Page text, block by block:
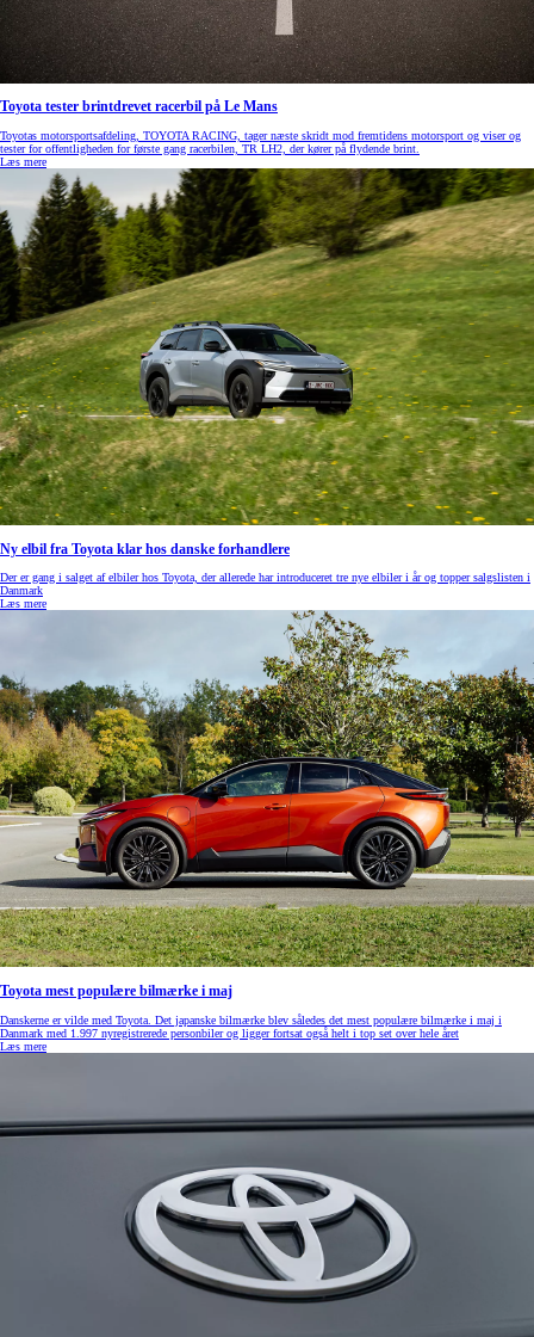
Toyota tester brintdrevet racerbil på Le Mans
Toyotas motorsportsafdeling, TOYOTA RACING, tager næste skridt mod fremtidens motorsport og viser og
tester for offentligheden for første gang racerbilen, TR LH2, der kører på flydende brint.
Læs mere
Ny elbil fra Toyota klar hos danske forhandlere
Der er gang i salget af elbiler hos Toyota, der allerede har introduceret tre nye elbiler i år og topper salgslisten i
Danmark
Læs mere
Toyota mest populære bilmærke i maj
Danskerne er vilde med Toyota. Det japanske bilmærke blev således det mest populære bilmærke i maj i
Danmark med 1.997 nyregistrerede personbiler og ligger fortsat også helt i top set over hele året
Læs mere